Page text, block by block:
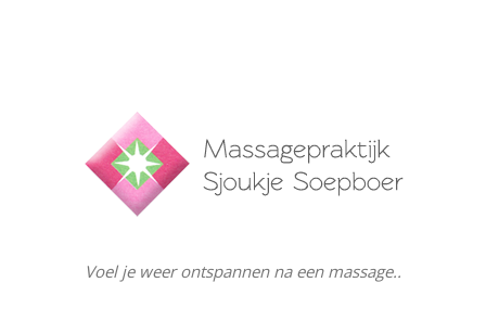
Voel je weer ontspannen na een massage..